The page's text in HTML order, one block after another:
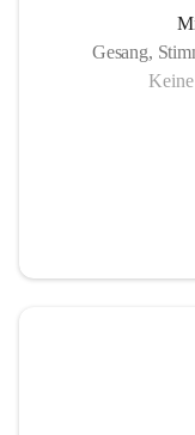
Gesang,